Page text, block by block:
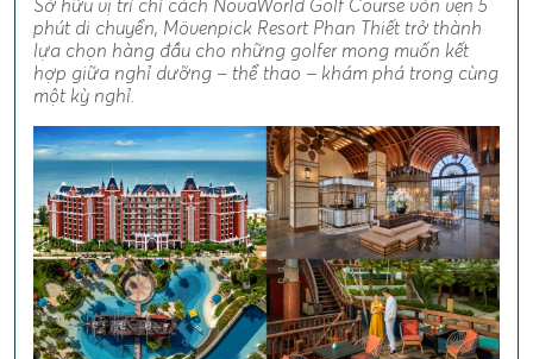
Sở hữu vị trí chỉ cách NovaWorld Golf Course vỏn vẹn 5
phút di chuyển, Mövenpick Resort Phan Thiết trở thành
lựa chọn hàng đầu cho những golfer mong muốn kết
hợp giữa nghỉ dưỡng – thể thao – khám phá trong cùng
một kỳ nghỉ.